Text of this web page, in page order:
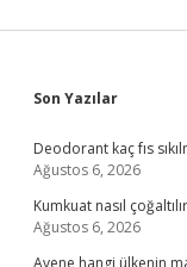
Sidebar
Son Yazılar
Deodorant kaç fıs
Ağustos 6, 2026
Kumkuat nasıl
Ağustos 6, 2026
Avene hangi ülkenin